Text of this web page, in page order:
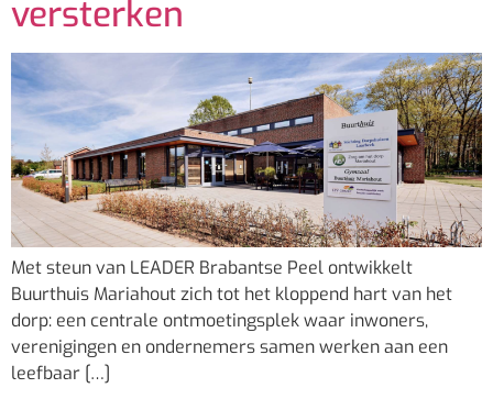
versterken
Met steun van LEADER Brabantse Peel ontwikkelt
Buurthuis Mariahout zich tot het kloppend hart van het
dorp: een centrale ontmoetingsplek waar inwoners,
verenigingen en ondernemers samen werken aan een
leefbaar […]